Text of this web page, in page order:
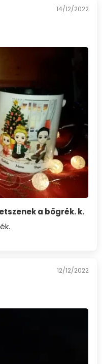
14/12/2022
a bögrék. k.
12/12/2022